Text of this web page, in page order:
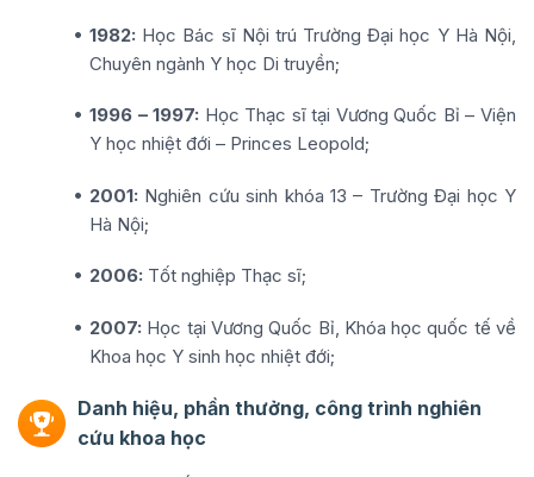
1982: Học Bác sĩ Nội trú Trường Đại học Y Hà Nội,
Chuyên ngành Y học Di truyền;
1996 – 1997: Học Thạc sĩ tại Vương Quốc Bỉ – Viện
Y học nhiệt đới – Princes Leopold;
2001: Nghiên cứu sinh khóa 13 – Trường Đại học Y
Hà Nội;
2006: Tốt nghiệp Thạc sĩ;
2007: Học tại Vương Quốc Bỉ, Khóa học quốc tế về
Khoa học Y sinh học nhiệt đới;
Danh hiệu, phần thưởng, công trình nghiên
cứu khoa học